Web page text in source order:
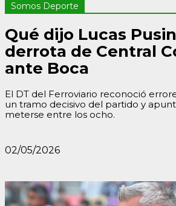
Somos Deporte
Qué dijo Lucas
derrota de Central
ante Boca
El DT del Ferroviario reconoció
un tramo decisivo del partido y
meterse entre los ocho.
02/05/2026